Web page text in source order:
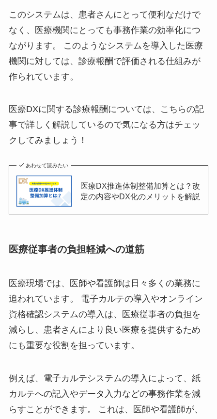
このシステムは、患者さんにとって便利なだけで
なく、医療機関にとっても事務作業の効率化につ
ながります。 このようなシステムを導入した医療
機関に対しては、診療報酬で評価される仕組みが
作られています。
医療DXに関する診療報酬については、こちらの記
事で詳しく解説しているので気になる方はチェッ
クしてみましょう！
あわせて読みたい
医療DX推進体制整備加算とは？改
定の内容やDX化のメリットを解説
医療従事者の負担軽減への道筋
医療現場では、医師や看護師は日々多くの業務に
追われています。 電子カルテの導入やオンライン
資格確認システムの導入は、医療従事者の負担を
減らし、患者さんにより良い医療を提供するため
にも重要な役割を担っています。
例えば、電子カルテシステムの導入によって、紙
カルテへの記入やデータ入力などの事務作業を減
らすことができます。 これは、医師や看護師が、